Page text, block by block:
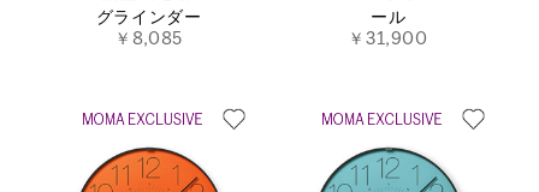
グラインダー
￥8,085
ール
￥31,900